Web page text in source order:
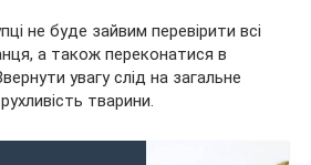
не буде зайвим перевірити всі
а також переконатися в
увагу слід на загальне
тварини.